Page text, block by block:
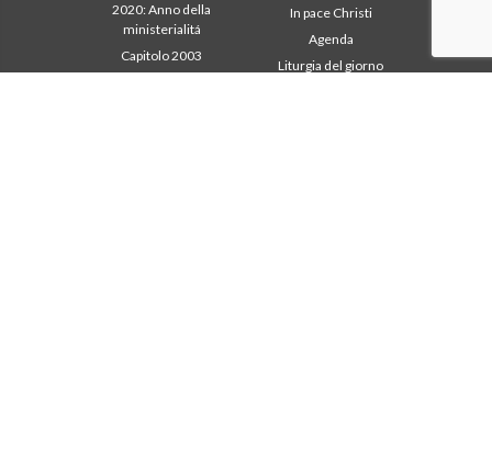
2020: Anno della
ministerialitá
Capitolo 2003
In pace Christi
Agenda
Liturgia del giorno